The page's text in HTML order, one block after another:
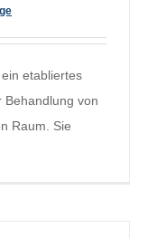
etabliertes
Behandlung von
Raum. Sie